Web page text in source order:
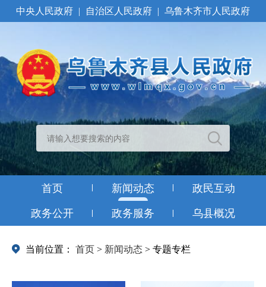
中央人民政府 | 自治区人民政府 | 乌鲁木齐市人民政府
首页 新闻动态 政民互动
政务公开 政务服务 乌县概况
当前位置： 首页 > 新闻动态 > 专题专栏